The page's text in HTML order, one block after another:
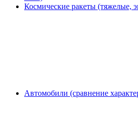
Космические ракеты (тяжелые,
Автомобили (сравнение